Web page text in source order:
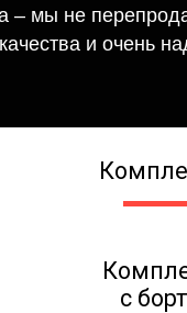
– мы не
и очень
с